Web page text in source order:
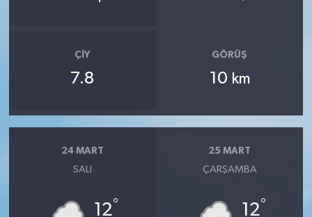
ÇIY
7.8
GÖRÜŞ
10 km
24 MART
SALI
12°
25 MART
ÇARŞAMBA
12°